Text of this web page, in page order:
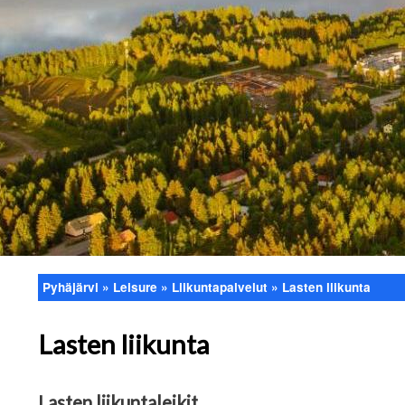
Breadcrumb
Pyhäjärvi Leisure Liikuntapalvelut Lasten liikunta
Lasten liikunta